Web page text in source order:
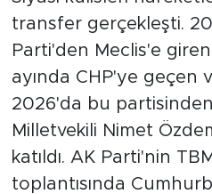
transfer gerçekleşti.
Parti'den Meclis'e
ayında CHP'ye geçen
2026'da bu
Milletvekili Nimet
katıldı. AK Parti'nin
toplantısında